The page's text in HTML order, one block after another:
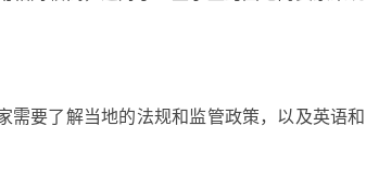
需要了解当地的法规和监管政策，以及英语和